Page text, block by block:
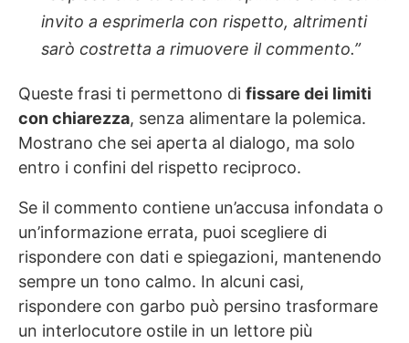
invito a esprimerla con rispetto, altrimenti
sarò costretta a rimuovere il commento.”
Queste frasi ti permettono di fissare dei limiti
con chiarezza, senza alimentare la polemica.
Mostrano che sei aperta al dialogo, ma solo
entro i confini del rispetto reciproco.
Se il commento contiene un’accusa infondata o
un’informazione errata, puoi scegliere di
rispondere con dati e spiegazioni, mantenendo
sempre un tono calmo. In alcuni casi,
rispondere con garbo può persino trasformare
un interlocutore ostile in un lettore più